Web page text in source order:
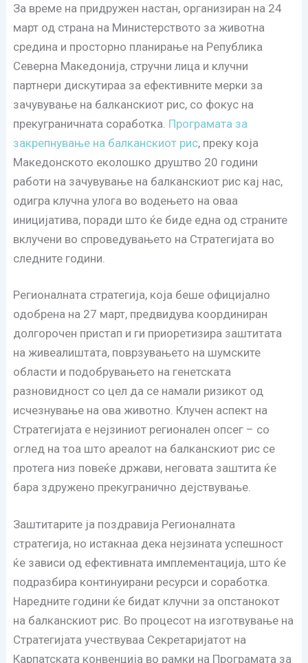
За време на придружен настан, организиран на 24
март од страна на Министерството за животна
средина и просторно планирање на Република
Северна Македонија, стручни лица и клучни
партнери дискутираа за ефективните мерки за
зачувување на балканскиот рис, со фокус на
прекуграничната соработка. Програмата за
закрепнување на балканскиот рис, преку која
Македонското еколошко друштво 20 години
работи на зачувување на балканскиот рис кај нас,
одигра клучна улога во водењето на оваа
иницијатива, поради што ќе биде една од страните
вклучени во спроведувањето на Стратегијата во
следните години.
Регионалната стратегија, која беше официјално
одобрена на 27 март, предвидува координиран
долгорочен пристап и ги приоретизира заштитата
на живеалиштата, поврзувањето на шумските
области и подобрувањето на генетската
разновидност со цел да се намали ризикот од
исчезнување на ова животно. Клучен аспект на
Стратегијата е нејзиниот регионален опсег – со
оглед на тоа што ареалот на балканскиот рис се
протега низ повеќе држави, неговата заштита ќе
бара здружено прекугранично дејствување.
Заштитарите ја поздравија Регионалната
стратегија, но истакнаа дека нејзината успешност
ќе зависи од ефективната имплементација, што ќе
подразбира континуирани ресурси и соработка.
Наредните години ќе бидат клучни за опстанокот
на балканскиот рис. Во процесот на изготвување на
Стратегијата учествуваа Секретаријатот на
Карпатската конвенција во рамки на Програмата за